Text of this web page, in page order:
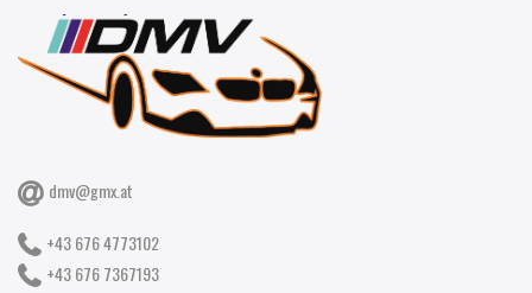
dmv@gmx.at
+43 676 4773102
+43 676 7367193